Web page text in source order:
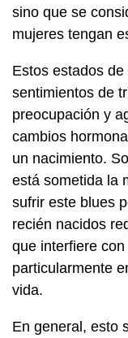
sino que se
mujeres tengan
Estos estados
sentimientos de
preocupación y
cambios
un nacimiento.
está sometida la
sufrir este blues
recién nacidos
que interfiere
particularmente
vida.
En general, esto